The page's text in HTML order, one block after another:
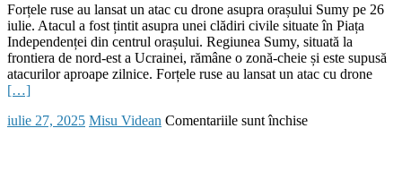
asupra
orașului
Harkov
a
rănit
Forțele ruse au lansat un atac cu drone asupra orașului Sumy pe 26
iulie. Atacul a fost țintit asupra unei clădiri civile situate în Piața
Independenței din centrul orașului. Regiunea Sumy, situată la
frontiera de nord-est a Ucrainei, rămâne o zonă-cheie și este supusă
atacurilor aproape zilnice. Forțele ruse au lansat un atac cu drone
[…]
Posted
iulie 27, 2025 Author
Misu Videan Comentariile sunt închisepentru